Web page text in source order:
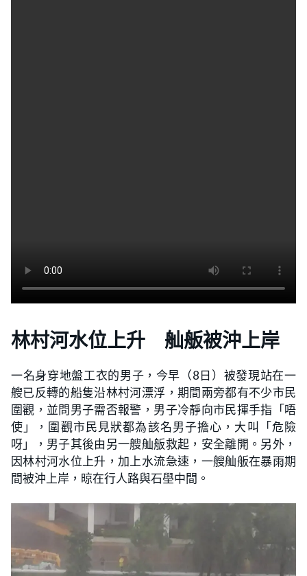
林村河水位上升 舢舨被沖上岸
一名身穿地盤工衣的男子，今早（8日）被發現站在一
艘已反轉的船隻沿林村河漂浮，期間兩旁都有不少市民
圍觀，並問男子需否報警，男子冷靜向市民揮手指「唔
使」，圍觀市民見狀都為該名男子擔心，大叫「危險
呀」，男子其後由另一艘舢舨救起，安全離開。另外，
因林村河水位上升，加上水流急速，一艘舢舨在暴雨期
間被沖上岸，晾在行人路與石壆中間。